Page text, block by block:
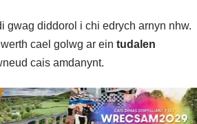
gwag diddorol i chi edrych arnyn nhw.
cael golwg ar ein tudalen
cais amdanynt.